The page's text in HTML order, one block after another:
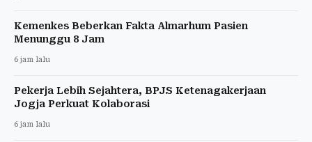
Kemenkes Beberkan Fakta Almarhum Pasien
Menunggu 8 Jam
6 jam lalu
Pekerja Lebih Sejahtera, BPJS Ketenagakerjaan
Jogja Perkuat Kolaborasi
6 jam lalu